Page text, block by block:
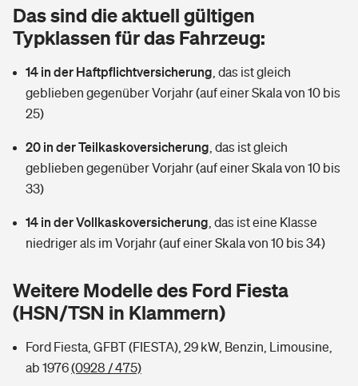
Tools
Wer versichert was: Jetzt Versicherer finden
Sie haben Fragen?
Glasversicherung
Mietkautionsversicherung
Restkreditversicherung
Zur Übersicht
Tools
Hochwasser-Check: Wie gefährdet ist Ihr Haus?
Sie haben Fragen?
Kinderunfall­ver­si­che­rung
Kinderinvalidität
Hundehalter-Haftpflicht
Handyversicherung
Private Cyberversicherung
Zur Übersicht
Dread-Disease-Versicherung
Tierkrankenversicherung
Zur Übersicht
Tools
Wer versichert was: Jetzt Versicherer finden
Rentenrechner: Wie viel Geld bekomme ich im Alter?
Das sind die aktuell gültigen
Typklassen für das Fahrzeug:
14 in der Haftpflichtversicherung das ist gleich
geblieben gegenüber Vorjahr (auf einer Skala von 10 bis
25)
20 in der Teilkaskoversicherung das ist gleich
geblieben gegenüber Vorjahr (auf einer Skala von 10 bis
33)
14 in der Vollkaskoversicherung das ist eine Klasse
niedriger als im Vorjahr (auf einer Skala von 10 bis 34)
Weitere Modelle des Ford Fiesta
(HSN/TSN in Klammern)
Ford Fiesta, GFBT (FIESTA), 29 kW, Benzin, Limousine,
ab 1976(0928 / 475)